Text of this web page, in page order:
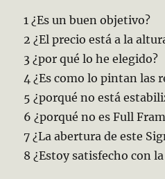
1 ¿Es un buen objetivo?
2 ¿El precio está a la
3 ¿por qué lo he elegido?
4 ¿Es como lo pintan las
5 ¿porqué no está
6 ¿porqué no es Full
7 ¿La abertura de este
8 ¿Estoy satisfecho con